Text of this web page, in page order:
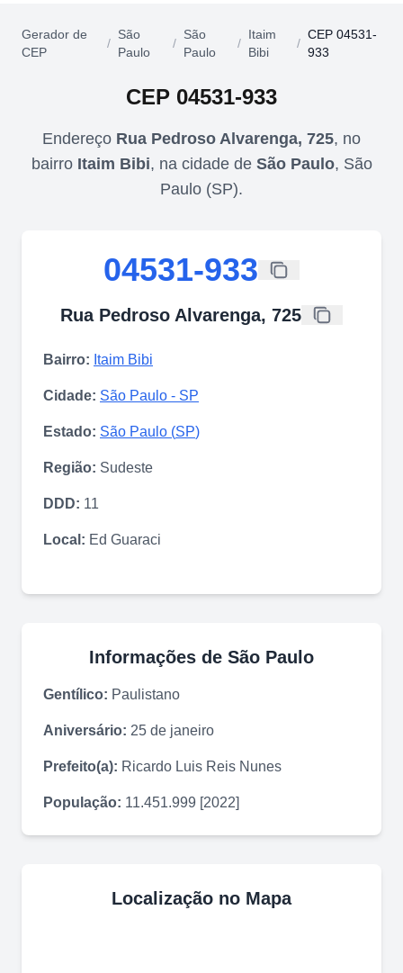
Gerador de
CEP
/
São
Paulo
/
São
Paulo
/
Itaim
Bibi
/
CEP 04531-
933
CEP 04531-933
Endereço Rua Pedroso Alvarenga, 725, no
bairro Itaim Bibi, na cidade de São Paulo, São
Paulo (SP).
04531-933
Rua Pedroso Alvarenga, 725
Bairro: Itaim Bibi
Cidade: São Paulo - SP
Estado: São Paulo (SP)
Região: Sudeste
DDD: 11
Local: Ed Guaraci
Informações de São Paulo
Gentílico: Paulistano
Aniversário: 25 de janeiro
Prefeito(a): Ricardo Luis Reis Nunes
População: 11.451.999 [2022]
Localização no Mapa